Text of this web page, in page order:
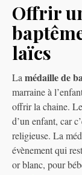
Offrir
laïcs
La médaille de
marraine à
offrir la chaine.
d’un enfant, car
religieuse. La
évènement qui
or blanc, pour